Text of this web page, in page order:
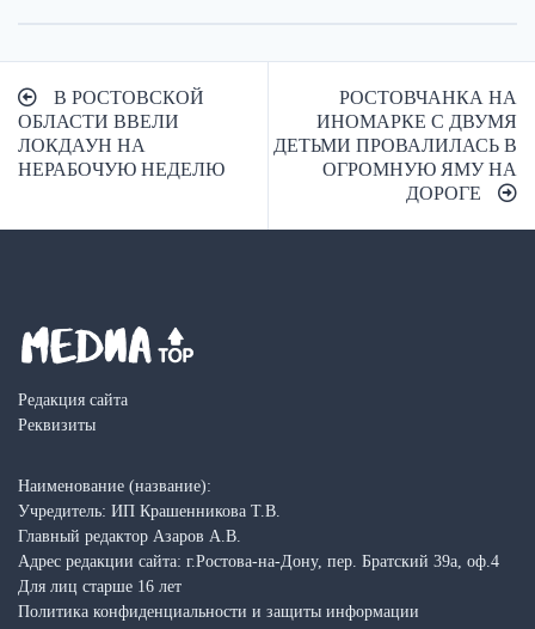
Навигация
по
записям
В РОСТОВСКОЙ
ОБЛАСТИ ВВЕЛИ
ЛОКДАУН НА
НЕРАБОЧУЮ НЕДЕЛЮ
РОСТОВЧАНКА НА
ИНОМАРКЕ С ДВУМЯ
ДЕТЬМИ ПРОВАЛИЛАСЬ В
ОГРОМНУЮ ЯМУ НА
ДОРОГЕ
Редакция сайта
Реквизиты
Наименование (название):
Учредитель: ИП Крашенникова Т.В.
Главный редактор Азаров А.В.
Адрес редакции сайта: г.Ростова-на-Дону, пер. Братский 39а, оф.4
Для лиц старше 16 лет
Политика конфиденциальности и защиты информации